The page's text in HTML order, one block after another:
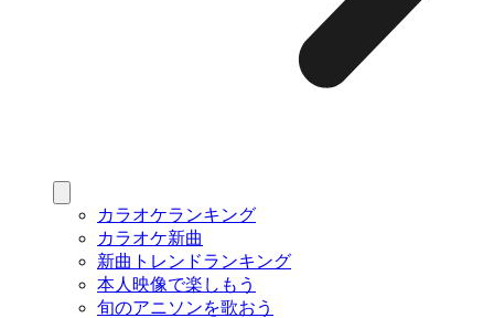
カラオケランキング
カラオケ新曲
新曲トレンドランキング
本人映像で楽しもう
旬のアニソンを歌おう